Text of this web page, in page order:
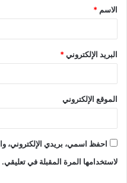
*
الاسم *
البريد الإلكتروني*
الموقع الإلكتروني
احفظ اسمي، بريدي الإلكتروني،
لاستخدامها المرة المقبلة في تعليقي.